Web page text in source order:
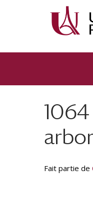
Fait partie de
Panneau de gestion des